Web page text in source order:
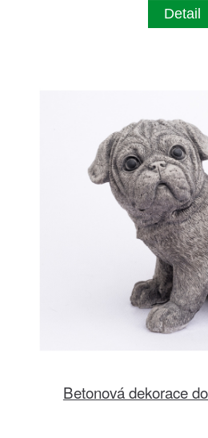
Detail
Betonová dekorace